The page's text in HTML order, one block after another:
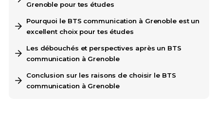
Grenoble pour tes études
Pourquoi le BTS communication à Grenoble est un
excellent choix pour tes études
Les débouchés et perspectives après un BTS
communication à Grenoble
Conclusion sur les raisons de choisir le BTS
communication à Grenoble